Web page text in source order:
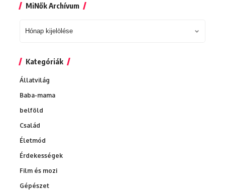
MiNők Archívum
MiNők
Kategóriák
Állatvilág
Baba-mama
belföld
Család
Életmód
Érdekességek
Film és mozi
Gépészet